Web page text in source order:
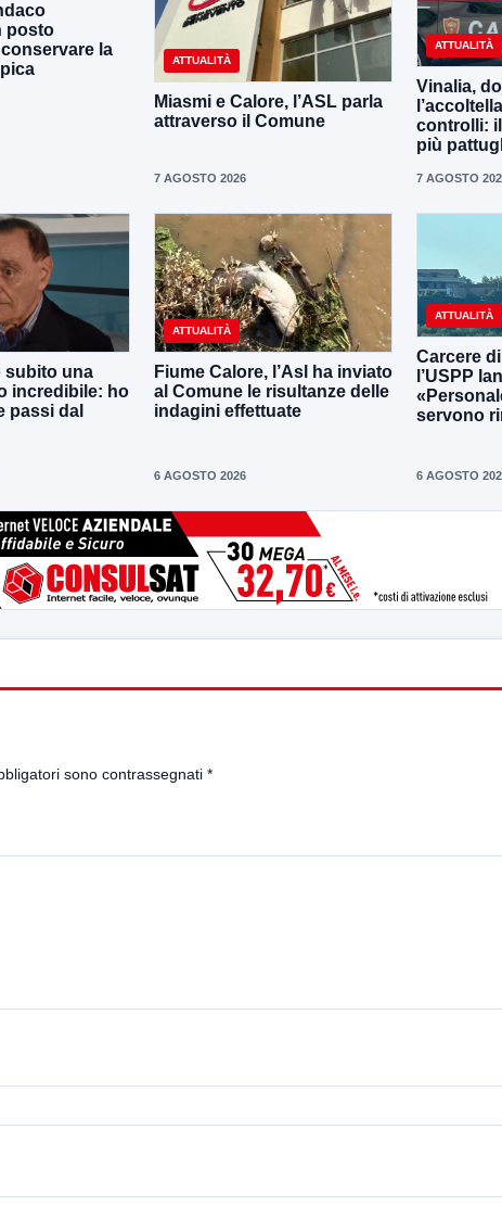
posto
la
ATTUALITÀ
Miasmi e Calore, l’ASL parla
attraverso il Comune
7 AGOSTO 2026
ATTUALITÀ
Vinalia,
controlli:
più
7 AGOSTO
subito una
incredibile: ho
passi dal
ATTUALITÀ
Fiume Calore, l’Asl ha inviato
al Comune le risultanze delle
indagini effettuate
6 AGOSTO 2026
ATTUALITÀ
Carcere
l’USPP
servono
6 AGOSTO
sono contrassegnati *